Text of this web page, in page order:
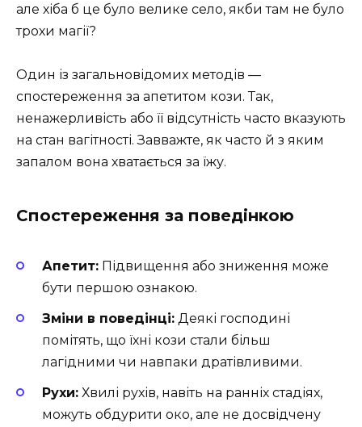
але хіба б це було велике село, якби там не було
трохи магії?
Один із загальновідомих методів —
спостереження за апетитом кози. Так,
ненажерливість або її відсутність часто вказують
на стан вагітності. Завважте, як часто й з яким
запалом вона хватається за їжу.
Спостереження за поведінкою
Апетит: Підвищення або зниження може
бути першою ознакою.
Зміни в поведінці: Деякі господині
помітять, що їхні кози стали більш
лагідними чи навпаки дратівливими.
Рухи: Хвилі рухів, навіть на ранніх стадіях,
можуть обдурити око, але не досвідчену